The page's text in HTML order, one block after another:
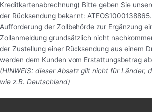
Kreditkartenabrechnung) Bitte geben Sie
der Rücksendung bekannt:
Aufforderung der Zollbehörde zur Ergänzung
Zollanmeldung grundsätzlich nicht
der Zustellung einer Rücksendung aus einem
werden dem Kunden vom Erstattungsbetrag
(HINWEIS: dieser Absatz gilt nicht für Länder,
wie z.B. Deutschland)